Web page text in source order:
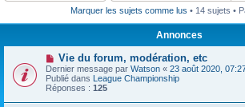
Marquer les sujets comme lus • 14 sujets •
Annonces
Vie du forum, modération, etc
Dernier message par Watson « 23 août 2020,
Publié dans League Championship
Réponses : 125